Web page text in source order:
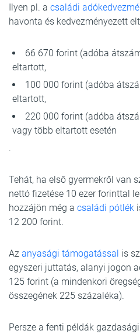
Ilyen pl. a családi
havonta és kedvezményezett
66 670 forint (adóba
eltartott,
100 000 forint (adóba
eltartott,
220 000 forint (adóba
vagy több eltartott esetén
.
Tehát, ha első gyermekről van
nettó fizetése 10 ezer forinttal
hozzájön még a családi pótlék
12 200 forint.
Az anyasági támogatással is
egyszeri juttatás, alanyi jogon
125 forint (a mindenkori
összegének 225 százaléka).
Persze a fenti példák